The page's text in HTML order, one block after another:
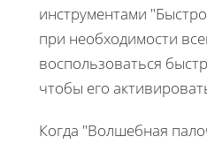
инструментами
при необходимости
воспользоваться
чтобы его
Когда "Волшебная